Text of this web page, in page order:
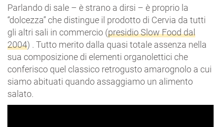
Parlando di sale – è strano a dirsi – è proprio la
“dolcezza” che distingue il prodotto di Cervia da tutti
gli altri sali in commercio (presidio Slow Food dal
2004) . Tutto merito dalla quasi totale assenza nella
sua composizione di elementi organolettici che
conferisco quel classico retrogusto amarognolo a cui
siamo abituati quando assaggiamo un alimento
salato.